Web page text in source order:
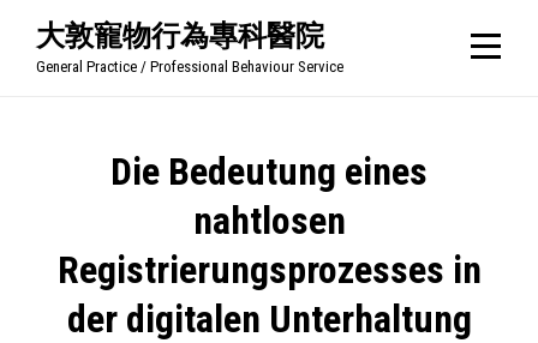
大敦寵物行為專科醫院
General Practice / Professional Behaviour Service
Die Bedeutung eines
nahtlosen
Registrierungsprozesses in
der digitalen Unterhaltung
導
覽